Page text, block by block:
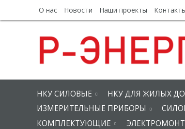
О нас Новости Наши проекты
НКУ СИЛОВЫЕ НКУ ДЛЯ ЖИЛЫХ
ИЗМЕРИТЕЛЬНЫЕ ПРИБОРЫ
КОМПЛЕКТУЮЩИЕ